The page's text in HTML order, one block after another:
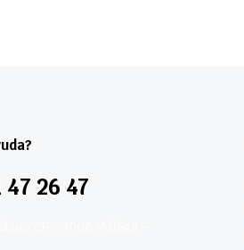
26 47